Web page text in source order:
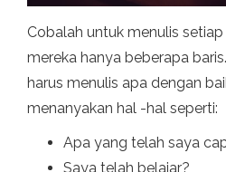
Cobalah untuk menulis setiap
mereka hanya beberapa
harus menulis apa dengan
menanyakan hal -hal seperti:
Apa yang telah saya
Saya telah belajar?